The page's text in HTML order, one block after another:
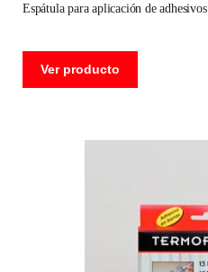
espátula para aplicación de adhesivos.
Ver producto